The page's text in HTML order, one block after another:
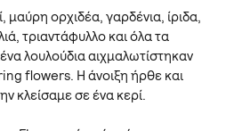
μαύρη ορχιδέα, γαρδένια, ίριδα,
τριαντάφυλλο και όλα τα
λουλούδια αιχμαλωτίστηκαν
flowers. H άνοιξη ήρθε και
κλείσαμε σε ένα κερί.